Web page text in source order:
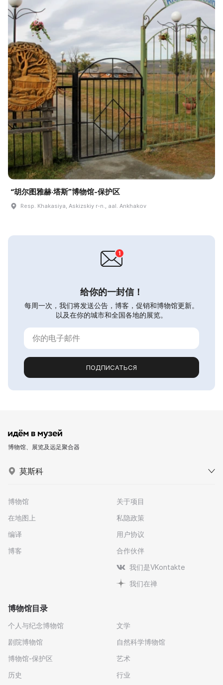
“胡尔图雅赫·塔斯”博物馆-保护区
Resp. Khakasiya, Askizskiy r-n., aal. Ankhakov
给你的一封信！
每周一次，我们将发送公告，博客，促销和博物馆更新。
以及在你的城市和全国各地的展览。
ПОДПИСАТЬСЯ
博物馆、展览及远足聚合器
莫斯科
博物馆
在地图上
编译
博客
关于项目
私隐政策
用户协议
合作伙伴
我们是VKontakte
我们在禅
博物馆目录
个人与纪念博物馆
剧院博物馆
博物馆-保护区
历史
文学
自然科学博物馆
艺术
行业